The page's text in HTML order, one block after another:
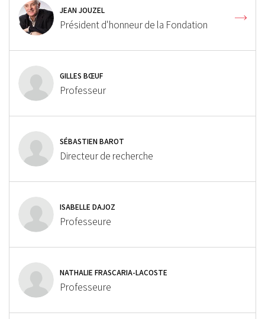
JEAN JOUZEL
Président d'honneur de la Fondation
GILLES BŒUF
Professeur
SÉBASTIEN BAROT
Directeur de recherche
ISABELLE DAJOZ
Professeure
NATHALIE FRASCARIA-LACOSTE
Professeure